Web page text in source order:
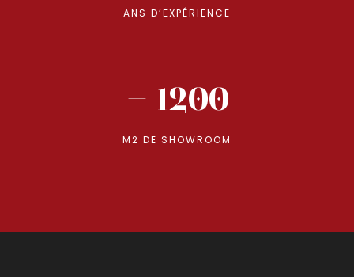
ANS D’EXPÉRIENCE
+ 1200
M2 DE SHOWROOM